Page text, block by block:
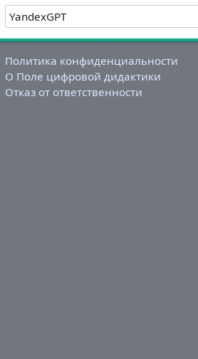
Политика конфиденциальности
О Поле цифровой дидактики
Отказ от ответственности